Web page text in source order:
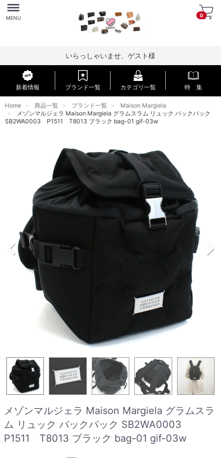
Menu
MENU 0
いらっしゃいませ、ゲスト様
新着情報 ブランド一覧 カテゴリ一覧 特 集
Home 商品一覧 ブランド一覧
Maison Margiela
メゾンマルジェラ Maison Margiela グラムスラム リュック バックパック
SB2WA0003 P1511 T8013 ブラック bag-01 gif-03w
メゾンマルジェラ Maison Margiela グラムスラ
ム リュック バックパック SB2WA0003
P1511 T8013 ブラック bag-01 gif-03w